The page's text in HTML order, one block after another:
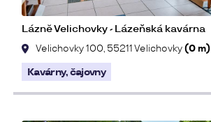
Lázně Velichovky - Lázeňská kavárna
Velichovky 100, 55211 Velichovky(0 m)
Kavárny, čajovny